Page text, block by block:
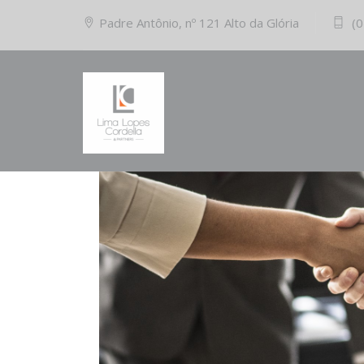
Padre Antônio, nº 121 Alto da Glória